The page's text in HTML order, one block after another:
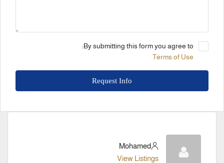
By submitting this form you agree to:
Terms of Use
Request Info
Mohamed
View Listings